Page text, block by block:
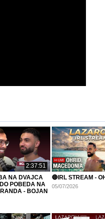
2:37:51
NA DVAJCA
POBEDA NA
- BOJAN
🔴IRL STREAM -
05/07/2026